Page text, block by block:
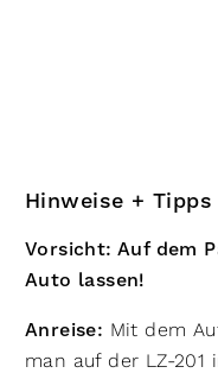
Hinweise + Tipps
Vorsicht: Auf dem
Auto lassen!
Anreise: Mit dem
man auf der LZ-201